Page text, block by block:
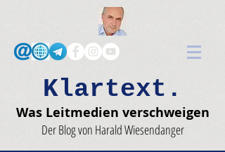
Klartext.
Was Leitmedien verschweigen
Der Blog von Harald Wiesendanger